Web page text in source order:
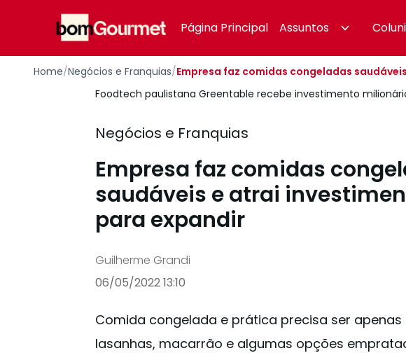
Página Principal
Assuntos
Home/Negócios e Franquias/Empresa faz comidas congeladas
Foodtech paulistana Greentable recebe investimento
Negócios e Franquias
Empresa faz comidas
saudáveis e atrai
para expandir
Guilherme Grandi
06/05/2022 13:10
Comida congelada e prática precisa ser
lasanhas, macarrão e algumas opções